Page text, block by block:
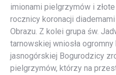
imionami pielgrzymów i
rocznicy koronacji
Obrazu. Z kolei grupa św.
tarnowskiej wniosła
jasnogórskiej Bogurodzicy
pielgrzymów, którzy na